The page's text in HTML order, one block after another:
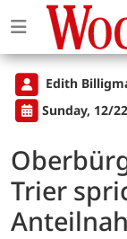
Edith
Sunday, 12/
Trier